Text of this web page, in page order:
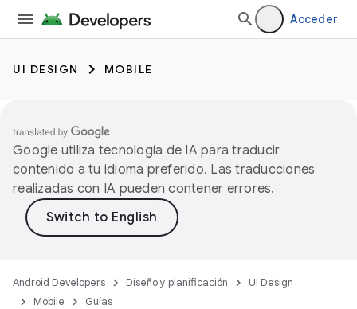
Acceder
UI DESIGN MOBILE
Google utiliza tecnología de IA para traducir
contenido a tu idioma preferido. Las traducciones
realizadas con IA pueden contener errores.
Android Developers Diseño y planificación
UI Design
Mobile
Guías